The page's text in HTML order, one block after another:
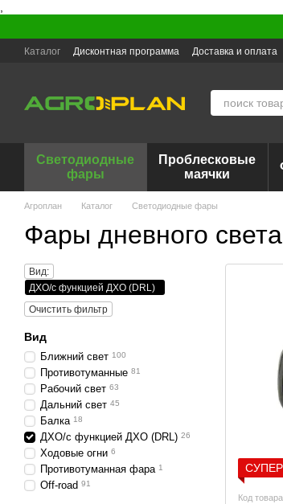
Каталог Дисконтная программа Доставка и оплата
Светодиодные
фары
Проблесковые
маячки
Агроплан Каталог Светодиодные фары
Фары дневного
Код
Вид:
ДХО/с функцией ДХО (DRL)
Очистить фильтр
Вид
Ближний свет 100
Противотуманные 81
Рабочий свет 63
Дальний свет 45
Балка 18
ДХО/с функцией ДХО (DRL) 26
Ходовые огни 6
Противотуманная фара 1
Off-road 91